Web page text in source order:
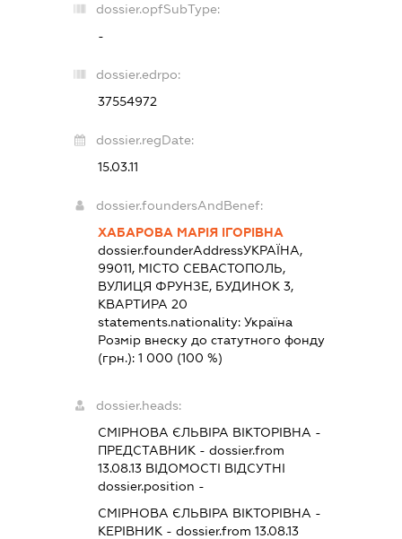
dossier.opfSubType:
-
dossier.edrpo:
37554972
dossier.regDate:
15.03.11
dossier.foundersAndBenef:
ХАБАРОВА МАРІЯ ІГОРІВНА
dossier.founderAddressУКРАЇНА,
99011, МІСТО СЕВАСТОПОЛЬ,
ВУЛИЦЯ ФРУНЗЕ, БУДИНОК 3,
КВАРТИРА 20
statements.nationality: Україна
Розмір внеску до статутного фонду
(грн.): 1 000 (100 %)
dossier.heads:
СМІРНОВА ЄЛЬВІРА ВІКТОРІВНА -
ПРЕДСТАВНИК - dossier.from
13.08.13ВІДОМОСТІ ВІДСУТНІ
dossier.position -
СМІРНОВА ЄЛЬВІРА ВІКТОРІВНА -
КЕРІВНИК - dossier.from 13.08.13